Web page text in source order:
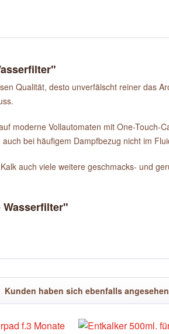
Qualität, desto unverfälscht reiner das
moderne Vollautomaten mit One-
bei häufigem Dampfbezug nicht im
auch viele weitere geschmacks- und
Kunden haben sich ebenfalls angesehen